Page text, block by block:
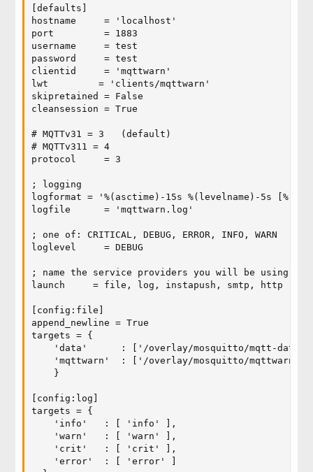
[defaults]
hostname     = 'localhost'
port         = 1883
username     = test
password     = test
clientid     = 'mqttwarn'
lwt         = 'clients/mqttwarn'
skipretained = False
cleansession = True
# MQTTv31 = 3   (default)
# MQTTv311 = 4
protocol     = 3
; logging
logformat = '%(asctime)-15s %(levelname)-5s
logfile      = 'mqttwarn.log'
; one of: CRITICAL, DEBUG, ERROR, INFO, WARN
loglevel     = DEBUG
; name the service providers you will be using.
launch     = file, log, instapush, smtp, http
[config:file]
append_newline = True
targets = {
'data'      : ['/overlay/mosquitto/mqtt-
'mqttwarn'  : ['/overlay/mosquitto/
    }
[config:log]
targets = {
    'info'   : [ 'info' ],
    'warn'   : [ 'warn' ],
    'crit'   : [ 'crit' ],
    'error'  : [ 'error' ]